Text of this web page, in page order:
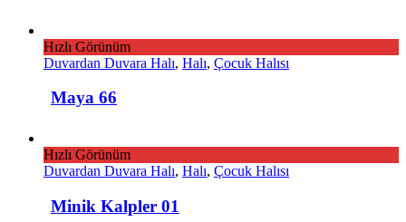
Hızlı Görünüm
Duvardan Duvara Halı, Halı, Çocuk Halısı
Maya 66
Hızlı Görünüm
Duvardan Duvara Halı, Halı, Çocuk Halısı
Minik Kalpler 01